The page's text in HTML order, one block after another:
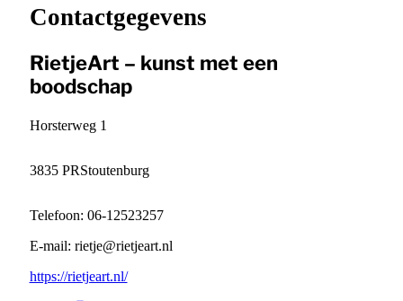
−
Contactgegevens
RietjeArt – kunst met een
boodschap
Horsterweg 1
3835 PRStoutenburg
Telefoon: 06-12523257
E-mail: rietje@rietjeart.nl
https://rietjeart.nl/